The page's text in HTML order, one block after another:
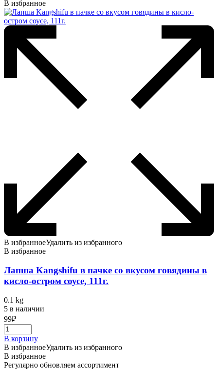
В избранное
В избранноеУдалить из избранного
В избранное
Лапша Kangshifu в пачке со вкусом говядины в
кисло-остром соусе, 111г.
0.1 kg
5 в наличии
99₽
В корзину
В избранноеУдалить из избранного
В избранное
Регулярно обновляем ассортимент